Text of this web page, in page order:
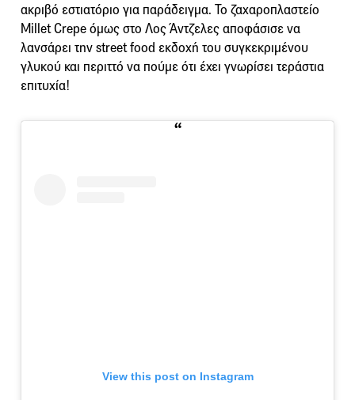
ακριβό εστιατόριο για παράδειγμα. To ζαχαροπλαστείο
Millet Crepe όμως στο Λος Άντζελες αποφάσισε να
λανσάρει την street food εκδοχή του συγκεκριμένου
γλυκού και περιττό να πούμε ότι έχει γνωρίσει τεράστια
επιτυχία!
View this post on Instagram